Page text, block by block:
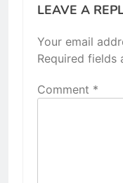
LEAVE A
Your email
Required fields
Comment *